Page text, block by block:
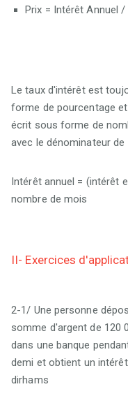
Prix ​​= Intérêt Annuel
Le taux d'intérêt est
forme de pourcentage
écrit sous forme de
avec le dénominateur de
Intérêt annuel = (intérêt
nombre de mois
II- Exercices
2-1/ Une personne
somme d'argent de 120
dans une banque
demi et obtient un
dirhams